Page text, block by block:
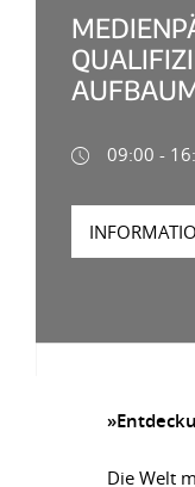
09:00 -
Die Welt